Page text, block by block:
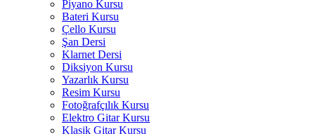
Piyano Kursu
Bateri Kursu
Çello Kursu
Şan Dersi
Klarnet Dersi
Diksiyon Kursu
Yazarlık Kursu
Resim Kursu
Fotoğrafçılık Kursu
Elektro Gitar Kursu
Klasik Gitar Kursu